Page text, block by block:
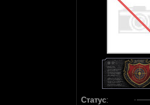
Статус: